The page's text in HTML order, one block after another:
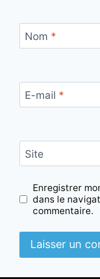
Nom *
E-mail *
Site
Enregistrer
dans le
commentaire.